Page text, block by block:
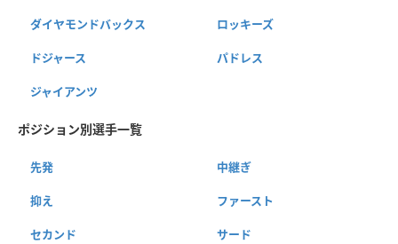
ダイヤモンドバックス ロッキーズ
ドジャース パドレス
ジャイアンツ
ポジション別選手一覧
先発 中継ぎ
抑え ファースト
セカンド サード